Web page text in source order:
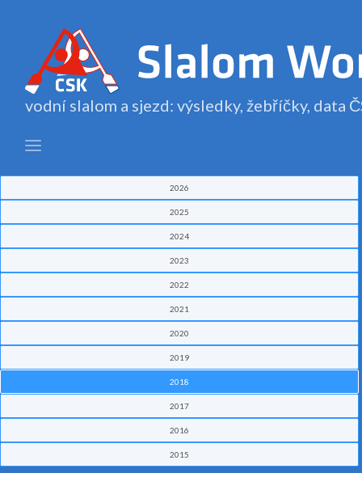
vodní slalom a sjezd: výsledky, žebříčky, data
2026
2025
2024
2023
2022
2021
2020
2019
2018
2017
2016
2015